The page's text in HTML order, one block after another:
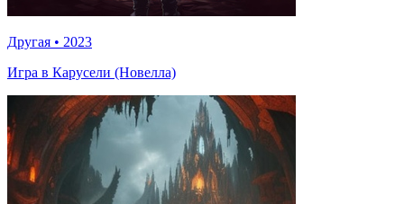
Другая • 2023
Игра в Карусели (Новелла)